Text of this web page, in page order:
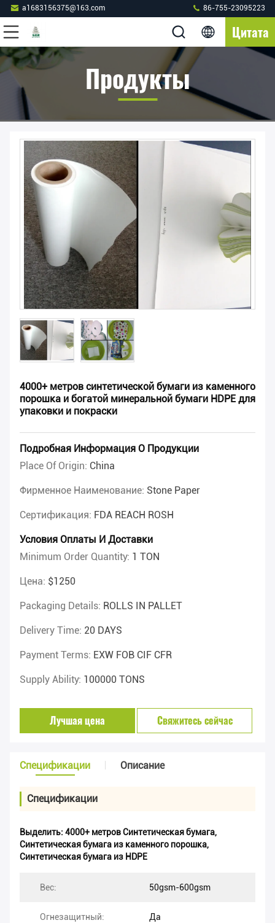
a1683156375@163.com 86-755-23095223
Цитата
Продукты
4000+ метров синтетической бумаги из каменного
порошка и богатой минеральной бумаги HDPE для
упаковки и покраски
Подробная Информация О Продукции
Place Of Origin: China
Фирменное Наименование: Stone Paper
Сертификация: FDA REACH ROSH
Условия Оплаты И Доставки
Minimum Order Quantity: 1 TON
Цена: $1250
Packaging Details: ROLLS IN PALLET
Delivery Time: 20 DAYS
Payment Terms: EXW FOB CIF CFR
Supply Ability: 100000 TONS
Лучшая цена Свяжитесь сейчас
Спецификации Описание
Спецификации
Выделить: 4000+ метров Синтетическая бумага,
Синтетическая бумага из каменного порошка,
Синтетическая бумага из HDPE
Вес: 50gsm-600gsm
Огнезащитный: Да